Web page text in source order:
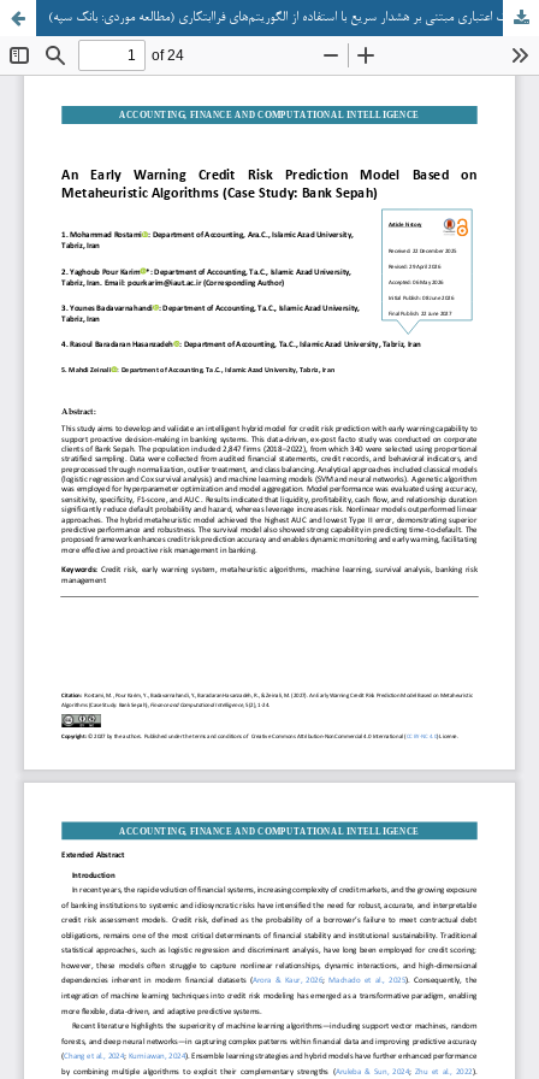
ارائه الگوی پیش‌بینی ریسک اعتباری مبتنی بر هشدار سریع با استفاده از الگوریتم‌های فراابتکاری (مطالعه موردی: بانک سپه)